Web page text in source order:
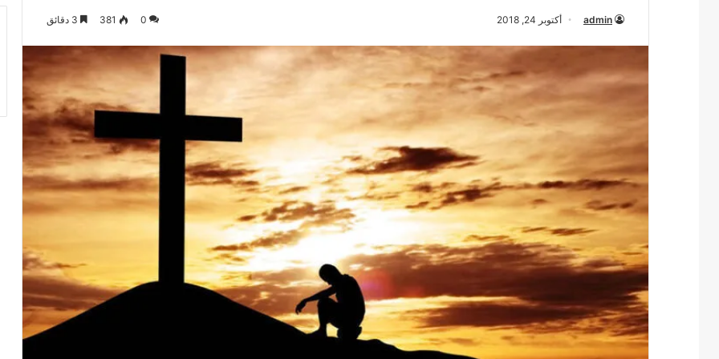
admin أكتوبر 24, 2018 0
381